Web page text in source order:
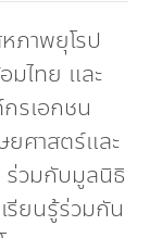
ภาพยุโรป
มไทย และ
รเอกชน
ศาสตร์และ
วมกับมูลนิธิ
ยนรู้ร่วมกัน